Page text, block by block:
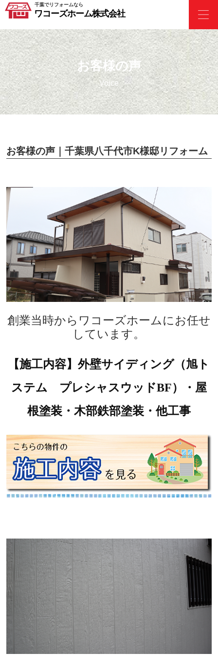
千葉でリフォームなら
ワコーズホーム株式会社
お客様の声
Voice
お客様の声｜千葉県八千代市K様邸リフォーム
創業当時からワコーズホームにお任せ
しています。
【施工内容】外壁サイディング（旭ト
ステム プレシャスウッドBF）・屋
根塗装・木部鉄部塗装・他工事